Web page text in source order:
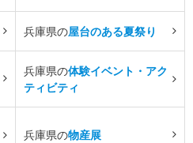
兵庫県の屋台のある夏祭り
兵庫県の体験イベント・アク
ティビティ
兵庫県の物産展